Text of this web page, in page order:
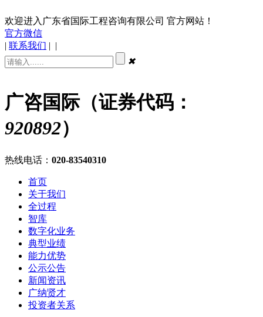
欢迎进入广东省国际工程咨询有限公司 官方网站！
官方微信
| 联系我们 | |
✖
广咨国际（证券代码：
920892）
热线电话： 020-83540310
首页
关于我们
全过程
智库
数字化业务
典型业绩
能力优势
公示公告
新闻资讯
广纳贤才
投资者关系